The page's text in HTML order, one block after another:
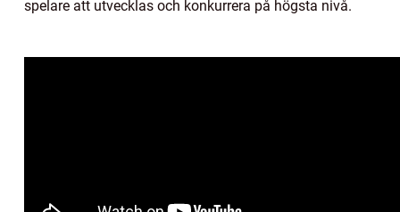
spelare att utvecklas och konkurrera på högsta nivå.